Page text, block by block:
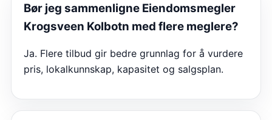
Bør jeg sammenligne Eiendomsmegler
Krogsveen Kolbotn med flere meglere?
Ja. Flere tilbud gir bedre grunnlag for å vurdere
pris, lokalkunnskap, kapasitet og salgsplan.